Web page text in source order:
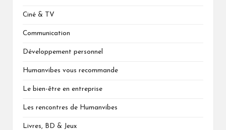
Ciné & TV
Communication
Développement personnel
Humanvibes vous recommande
Le bien-être en entreprise
Les rencontres de Humanvibes
Livres, BD & Jeux